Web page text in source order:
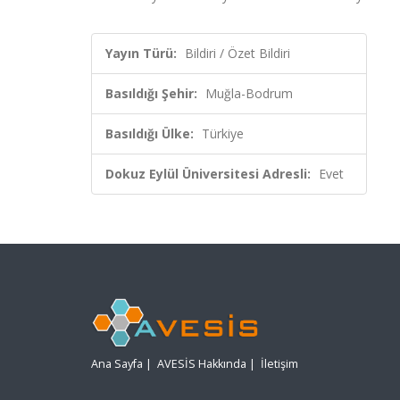
Yayın Türü: Bildiri / Özet Bildiri
Basıldığı Şehir: Muğla-Bodrum
Basıldığı Ülke: Türkiye
Dokuz Eylül Üniversitesi Adresli: Evet
Ana Sayfa | AVESİS Hakkında | İletişim